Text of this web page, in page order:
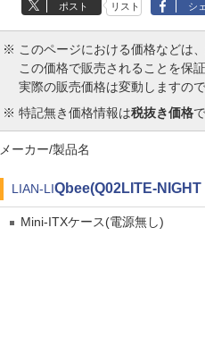
ポスト リスト シ
※ このページにおける価格などは
この価格で販売されることを保
実際の販売価格は変動しますの
※ 特記無き価格情報は税抜き価格
メーカー/製品名
LIAN-LI Qbee(Q02LITE-
Mini-ITXケース(電源無し)